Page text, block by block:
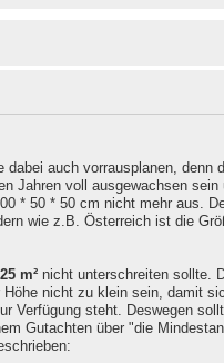
auch vorrausplanen, denn
Jahren voll ausgewachsen sein
* 50 * 50 cm nicht mehr aus.
wie z.B. Österreich ist die
m²nicht unterschreiten sollte.
Höhe nicht zu klein sein, damit
Verfügung steht. Deswegen
Gutachten über "die